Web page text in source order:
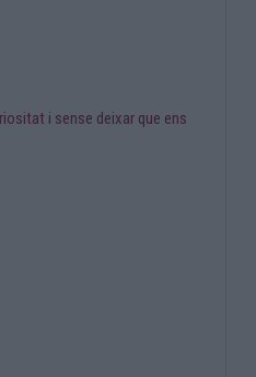
i sense deixar que ens